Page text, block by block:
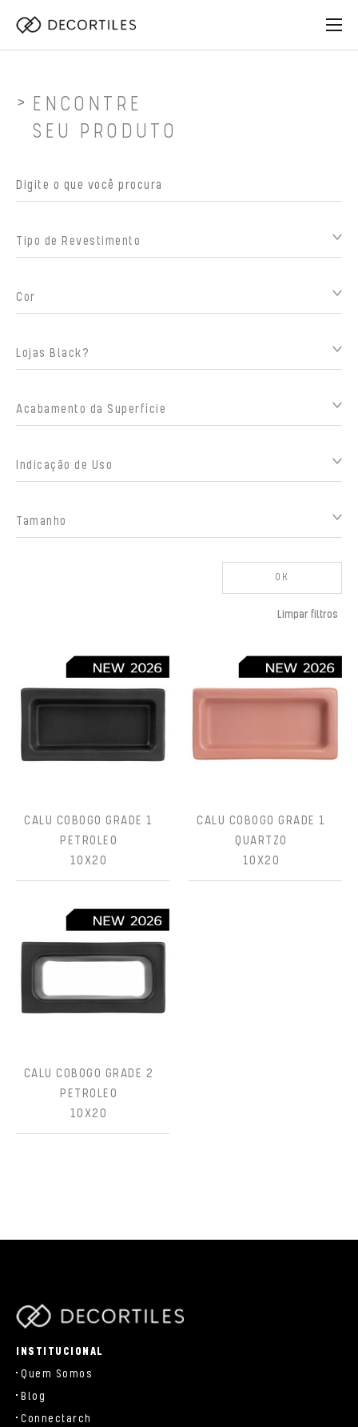
ENCONTRE
SEU PRODUTO
Tipo de Revestimento
Cor
Lojas Black?
Acabamento da Superfície
Indicação de Uso
Tamanho
OK
Limpar filtros
CALU COBOGO GRADE 1
PETROLEO
10X20
CALU COBOGO GRADE 1
QUARTZO
10X20
CALU COBOGO GRADE 2
PETROLEO
10X20
INSTITUCIONAL
Quem Somos
Blog
Connectarch